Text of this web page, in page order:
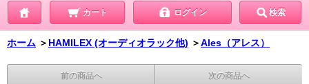
カート ログイン 検索
ホーム ＞ HAMILEX (オーディオラック他) ＞Ales（アレス）
前の商品へ 次の商品へ